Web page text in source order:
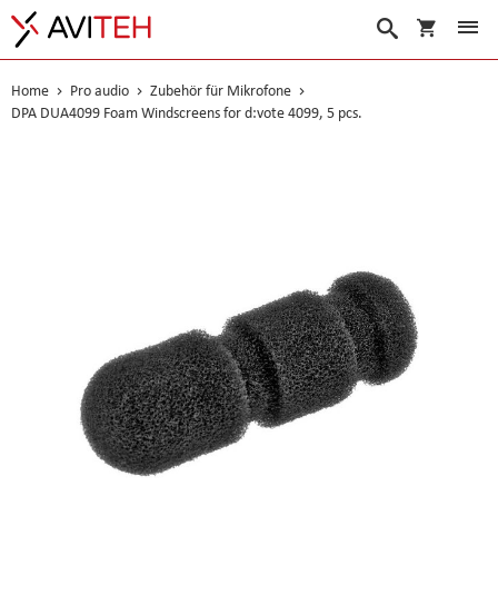
Suche
Home Pro audio
Zubehör für Mikrofone
DPA DUA4099 Foam Windscreens for d:vote 4099, 5 pcs.